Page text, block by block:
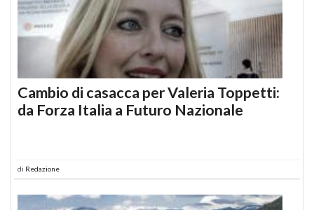
Cambio di casacca per Valeria Toppetti:
da Forza Italia a Futuro Nazionale
di Redazione